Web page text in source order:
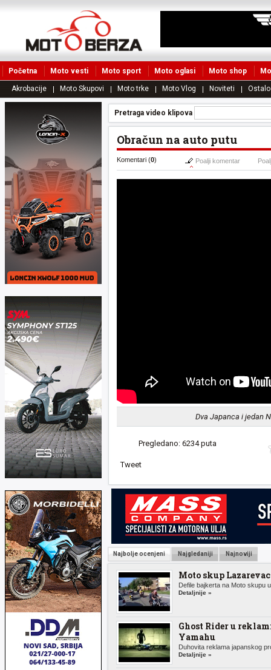
Početna Moto vesti Moto sport Moto oglasi Moto shop
Akrobacije Moto Skupovi Moto trke Moto Vlog Noviteti Ostalo
Pretraga video klipova
Obračun na auto putu
Komentari (0) Poalji komentar
Dva Japanca i jedan
Pregledano: 6234 puta
Tweet
Najbolje ocenjeni Najgledaniji Najnoviji
Moto skup
Defile bajkerta na Moto skupu
Detaljnije »
Ghost Rider u
Yamahu
Duhovita reklama japanskog
Detaljnije »